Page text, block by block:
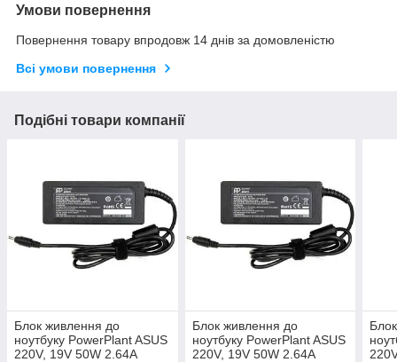
Умови повернення
Повернення товару впродовж 14 днів за домовленістю
Всі умови повернення
Подібні товари компанії
Блок живлення до
ноутбуку PowerPlant ASUS
220V, 19V 50W 2.64A
Блок живлення до
ноутбуку PowerPlant ASUS
220V, 19V 50W 2.64A